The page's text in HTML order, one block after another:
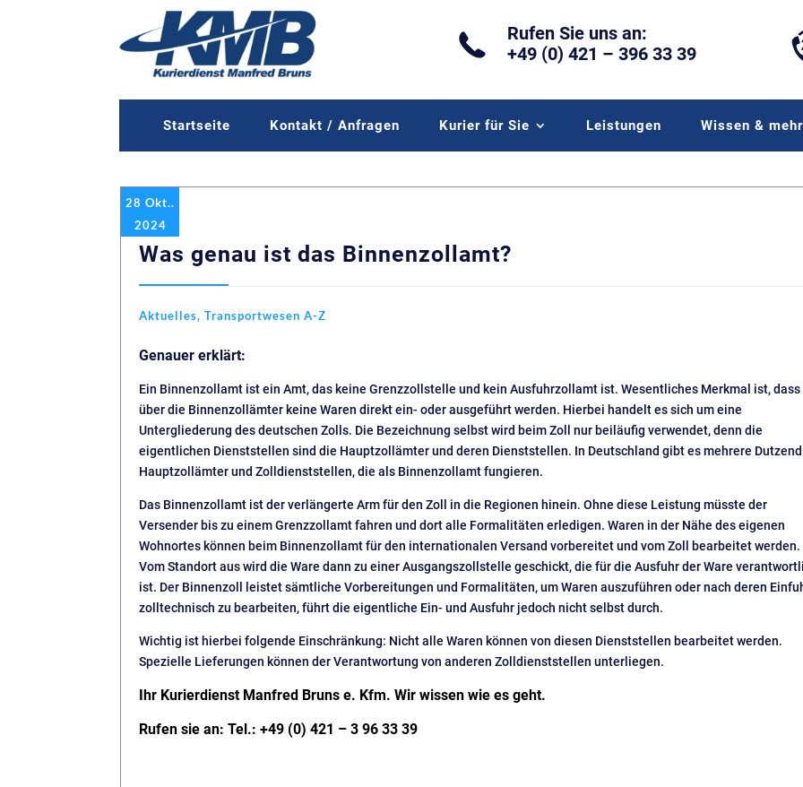
Rufen Sie uns an:
+49 (0) 421 – 396 33 39
Startseite Kontakt / Anfragen Kurier für Sie Leistungen Wissen & mehr
Was genau ist das Binnenzollamt?
28 Okt..
2024
Aktuelles,Transportwesen A-Z
Genauer erklärt:
Ein Binnenzollamt ist ein Amt, das keine Grenzzollstelle und kein Ausfuhrzollamt ist.Wesentliches Merkmal ist, dass
über die Binnenzollämter keine Waren direkt ein- oder ausgeführt werden. Hierbei handelt es sich um eine
Untergliederung des deutschen Zolls. Die Bezeichnung selbst wird beim Zoll nur beiläufig verwendet, denn die
eigentlichen Dienststellen sind die Hauptzollämter und deren Dienststellen. In Deutschland gibt es mehrere Dutzend
Hauptzollämter und Zolldienststellen, die als Binnenzollamt fungieren.
Das Binnenzollamt ist der verlängerte Arm für den Zoll in die Regionen hinein. Ohne diese Leistung müsste der
Versender bis zu einem Grenzzollamt fahren und dort alle Formalitäten erledigen. Waren in der Nähe des eigenen
Wohnortes können beim Binnenzollamt für den internationalen Versand vorbereitet und vom Zoll bearbeitet werden.
Vom Standort aus wird die Ware dann zu einer Ausgangszollstelle geschickt, die für die Ausfuhr der Ware
ist. Der Binnenzoll leistet sämtliche Vorbereitungen und Formalitäten, um Waren auszuführen oder nach deren
zolltechnisch zu bearbeiten, führt die eigentliche Ein- und Ausfuhr jedoch nicht selbst durch.
Wichtig ist hierbei folgende Einschränkung: Nicht alle Waren können von diesen Dienststellen bearbeitet werden.
Spezielle Lieferungen können der Verantwortung von anderen Zolldienststellen unterliegen.
Ihr Kurierdienst Manfred Bruns e. Kfm. Wir wissen wie es geht.
Rufen sie an: Tel.: +49 (0) 421 – 3 96 33 39